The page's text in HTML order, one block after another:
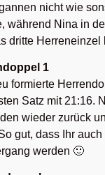
nicht wie
während Nina in
dritte Herreneinzel
1
formierte
Satz mit 21:16.
wieder zurück
gut, dass Ihr
werden 🙂